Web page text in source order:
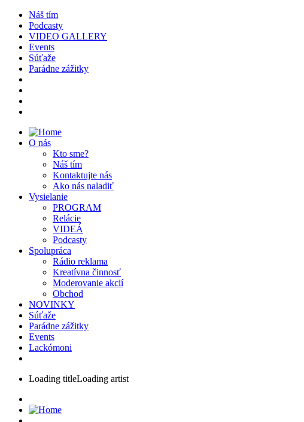
Náš tím
Podcasty
VIDEO GALLERY
Events
Súťaže
Parádne zážitky
O nás
Kto sme?
Náš tím
Kontaktujte nás
Ako nás naladiť
Vysielanie
PROGRAM
Relácie
VIDEÁ
Podcasty
Spolupráca
Rádio reklama
Kreatívna činnosť
Moderovanie akcií
Obchod
NOVINKY
Súťaže
Parádne zážitky
Events
Lackómoni
Loading titleLoading artist